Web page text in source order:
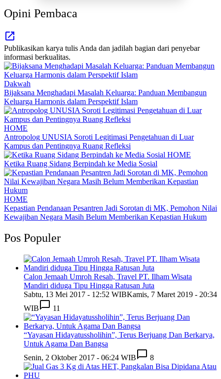
Opini Pembaca
Publikasikan karya tulis Anda dan jadilah bagian dari penyebar
informasi berkualitas.
Dakwah
Bijaksana Menghadapi Masalah Keluarga: Panduan Membangun
Keluarga Harmonis dalam Perspektif Islam
HOME
Antropolog UNUSIA Soroti Legitimasi Pengetahuan di Luar
Kampus dan Pentingnya Ruang Refleksi
HOME
Ketika Ruang Sidang Berpindah ke Media Sosial
HOME
Kepastian Pendanaan Pesantren Jadi Sorotan di MK, Pemohon Nilai
Kewajiban Negara Masih Belum Memberikan Kepastian Hukum
Pos Populer
Calon Jemaah Umroh Resah, Travel PT. Ilham Wisata
Mandiri diduga Tipu Hingga Ratusan Juta
Sabtu, 13 Mei 2017 - 12:52 WIBKamis, 7 Maret 2019 - 20:34
WIB
11
“Yayasan Hidayatussholihin”, Terus Berjuang Dan Berkarya,
Untuk Agama Dan Bangsa
Senin, 2 Oktober 2017 - 06:24 WIB
8